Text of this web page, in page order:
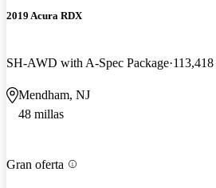
2019 Acura RDX
SH-AWD with A-Spec Package
Mendham, NJ
48 millas
Gran oferta